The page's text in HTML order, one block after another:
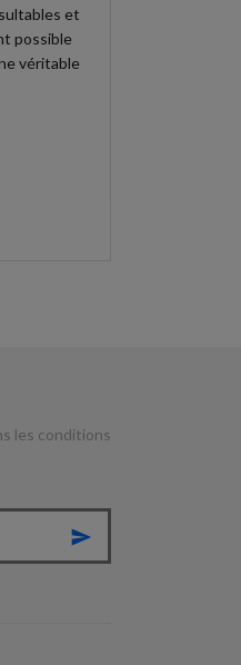
et
possible
véritable
les conditions
